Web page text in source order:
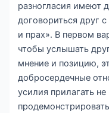
разногласия имеют
договориться друг
и прах». В первом
чтобы услышать
мнение и позицию,
добросердечные
усилия прилагать